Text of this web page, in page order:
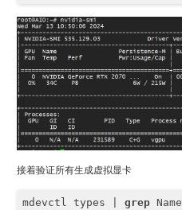
接着验证所有生成虚拟显卡
mdevctl types | grep Name